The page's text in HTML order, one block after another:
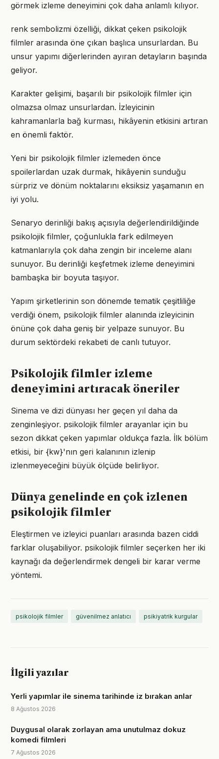
görmek izleme deneyimini çok daha anlamlı kılıyor.
renk sembolizmi özelliği, dikkat çeken psikolojik
filmler arasında öne çıkan başlıca unsurlardan. Bu
unsur yapımı diğerlerinden ayıran detayların başında
geliyor.
Karakter gelişimi, başarılı bir psikolojik filmler için
olmazsa olmaz unsurlardan. İzleyicinin
kahramanlarla bağ kurması, hikâyenin etkisini artıran
en önemli faktör.
Yeni bir psikolojik filmler izlemeden önce
spoilerlardan uzak durmak, hikâyenin sunduğu
sürpriz ve dönüm noktalarını eksiksiz yaşamanın en
iyi yolu.
Senaryo derinliği bakış açısıyla değerlendirildiğinde
psikolojik filmler, çoğunlukla fark edilmeyen
katmanlarıyla çok daha zengin bir inceleme alanı
sunuyor. Bu derinliği keşfetmek izleme deneyimini
bambaşka bir boyuta taşıyor.
Yapım şirketlerinin son dönemde tematik çeşitliliğe
verdiği önem, psikolojik filmler alanında izleyicinin
önüne çok daha geniş bir yelpaze sunuyor. Bu
durum sektördeki rekabeti de canlı tutuyor.
Psikolojik filmler izleme
deneyimini artıracak öneriler
Sinema ve dizi dünyası her geçen yıl daha da
zenginleşiyor. psikolojik filmler arayanlar için bu
sezon dikkat çeken yapımlar oldukça fazla. İlk bölüm
etkisi, bir {kw}'nın geri kalanının izlenip
izlenmeyeceğini büyük ölçüde belirliyor.
Dünya genelinde en çok izlenen
psikolojik filmler
Eleştirmen ve izleyici puanları arasında bazen ciddi
farklar oluşabiliyor. psikolojik filmler seçerken her iki
kaynağı da değerlendirmek dengeli bir karar verme
yöntemi.
psikolojik filmler güvenilmez anlatıcı psikiyatrik kurgular
İlgili yazılar
Yerli yapımlar ile sinema tarihinde iz bırakan anlar
8 Ağustos 2026
Duygusal olarak zorlayan ama unutulmaz dokuz
komedi filmleri
7 Ağustos 2026